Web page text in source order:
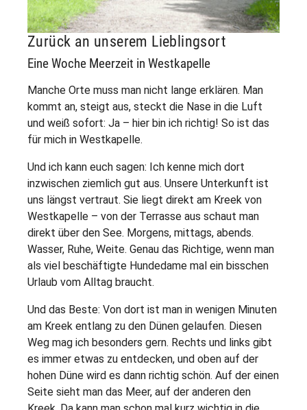
Zurück an unserem Lieblingsort
Eine Woche Meerzeit in Westkapelle
Manche Orte muss man nicht lange erklären. Man
kommt an, steigt aus, steckt die Nase in die Luft
und weiß sofort: Ja – hier bin ich richtig! So ist das
für mich in Westkapelle.
Und ich kann euch sagen: Ich kenne mich dort
inzwischen ziemlich gut aus. Unsere Unterkunft ist
uns längst vertraut. Sie liegt direkt am Kreek von
Westkapelle – von der Terrasse aus schaut man
direkt über den See. Morgens, mittags, abends.
Wasser, Ruhe, Weite. Genau das Richtige, wenn man
als viel beschäftigte Hundedame mal ein bisschen
Urlaub vom Alltag braucht.
Und das Beste: Von dort ist man in wenigen Minuten
am Kreek entlang zu den Dünen gelaufen. Diesen
Weg mag ich besonders gern. Rechts und links gibt
es immer etwas zu entdecken, und oben auf der
hohen Düne wird es dann richtig schön. Auf der einen
Seite sieht man das Meer, auf der anderen den